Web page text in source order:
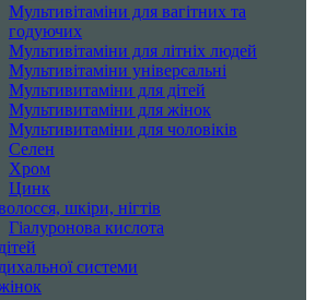
Мультивітаміни для вагітних та
годуючих
Мультивітаміни для літніх людей
Мультивітаміни універсальні
Мультивитаміни для дітей
Мультивитаміни для жінок
Мультивитаміни для чоловіків
Селен
Хром
Цинк
шкіри, нігтів
Гіалуронова кислота
системи